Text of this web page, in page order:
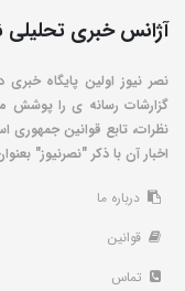
آژانس خبری تحلیلی
نصر نیوز اولین پایگاه
گزارشات رسانه ی را پوشش
نظرات، تابع قوانین جمهوری
اخبار آن با ذکر "نصرنیوز"
درباره ما
قوانین
تماس